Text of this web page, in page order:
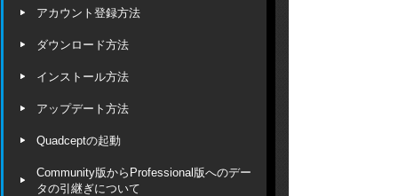
アカウント登録方法
ダウンロード方法
インストール方法
アップデート方法
Quadceptの起動
Community版からProfessional版へのデー
タの引継ぎについて